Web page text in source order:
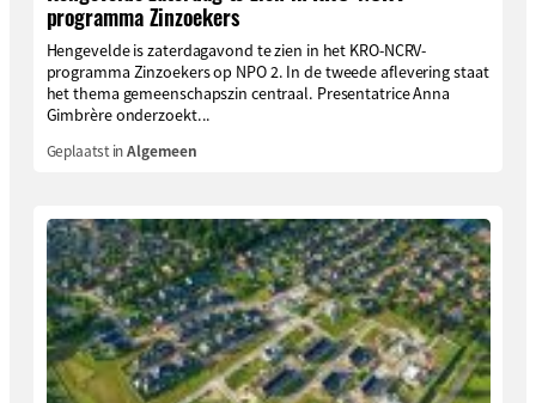
programma Zinzoekers
Hengevelde is zaterdagavond te zien in het KRO-NCRV-
programma Zinzoekers op NPO 2. In de tweede aflevering staat
het thema gemeenschapszin centraal. Presentatrice Anna
Gimbrère onderzoekt...
Geplaatst inAlgemeen